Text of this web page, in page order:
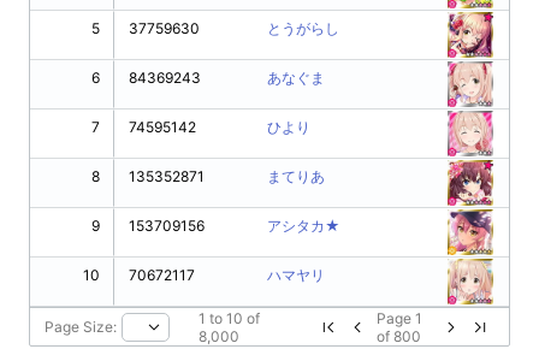
5
6
7
8
9
10
37759630 とうがらし
84369243 あなぐま
74595142 ひより
135352871 まてりあ
153709156 アシタカ★
70672117 ハマヤリ
Page Size: 1 to 10 of
8,000
Page 1
of 800